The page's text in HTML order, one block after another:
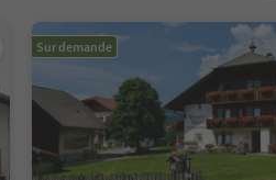
Sur demande